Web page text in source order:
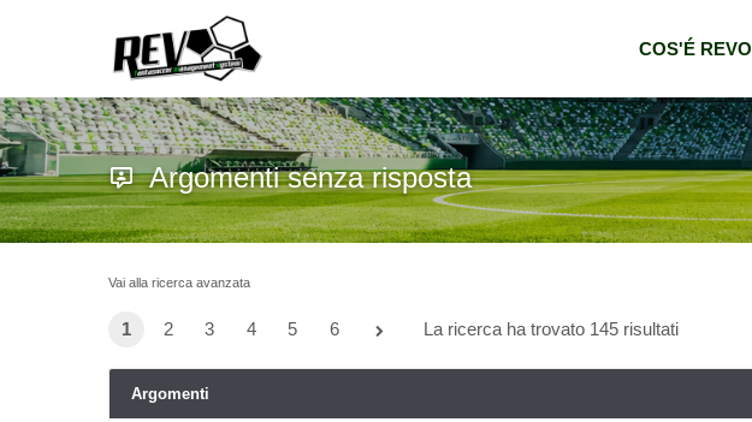
COS'É REVO
Argomenti senza risposta
Vai alla ricerca avanzata
1 2 3 4 5 6 La ricerca ha trovato 145 risultati
Argomenti